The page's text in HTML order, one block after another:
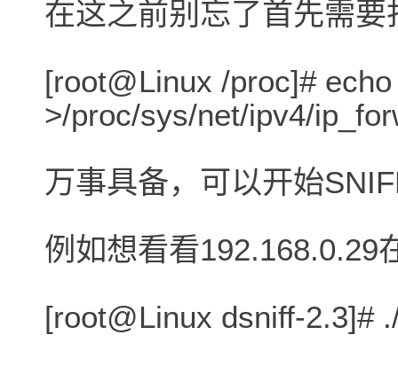
在这之前别忘了首先需
[root@Linux /proc]#
>/proc/sys/net/ipv4/
万事具备，可以开始
例如想看看192.168.0.29
[root@Linux dsniff-2.3]#